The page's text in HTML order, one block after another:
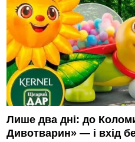
Лише два дні: до
Дивотварин» — і вхід